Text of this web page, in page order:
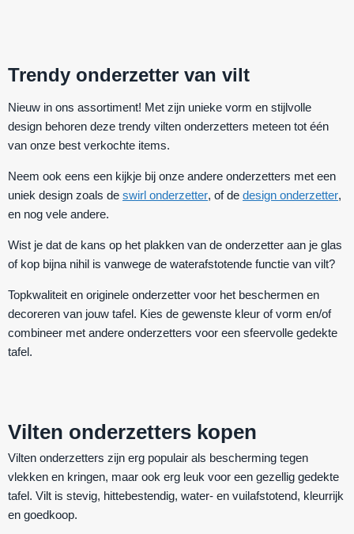
Trendy onderzetter van vilt
Nieuw in ons assortiment! Met zijn unieke vorm en stijlvolle
design behoren deze trendy vilten onderzetters meteen tot één
van onze best verkochte items.
Neem ook eens een kijkje bij onze andere onderzetters met een
uniek design zoals de swirl onderzetter, of de design onderzetter,
en nog vele andere.
Wist je dat de kans op het plakken van de onderzetter aan je glas
of kop bijna nihil is vanwege de waterafstotende functie van vilt?
Topkwaliteit en originele onderzetter voor het beschermen en
decoreren van jouw tafel. Kies de gewenste kleur of vorm en/of
combineer met andere onderzetters voor een sfeervolle gedekte
tafel.
Vilten onderzetters kopen
Vilten onderzetters zijn erg populair als bescherming tegen
vlekken en kringen, maar ook erg leuk voor een gezellig gedekte
tafel. Vilt is stevig, hittebestendig, water- en vuilafstotend, kleurrijk
en goedkoop.